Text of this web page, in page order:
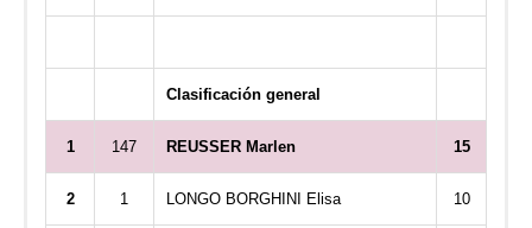
Clasificación general
1 147 REUSSER Marlen 15
2 1 LONGO BORGHINI Elisa 10